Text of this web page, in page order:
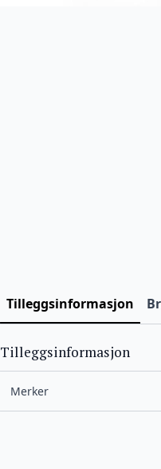
Tilleggsinformasjon
Tilleggsinformasjon
Merker